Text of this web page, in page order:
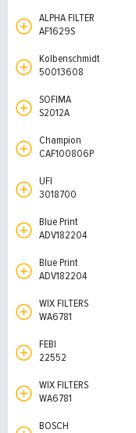
ALPHA FILTER
AF1629S
Kolbenschmidt
50013608
SOFIMA
S2012A
Champion
CAF100806P
UFI
3018700
Blue Print
ADV182204
Blue Print
ADV182204
WIX FILTERS
WA6781
FEBI
22552
WIX FILTERS
WA6781
BOSCH